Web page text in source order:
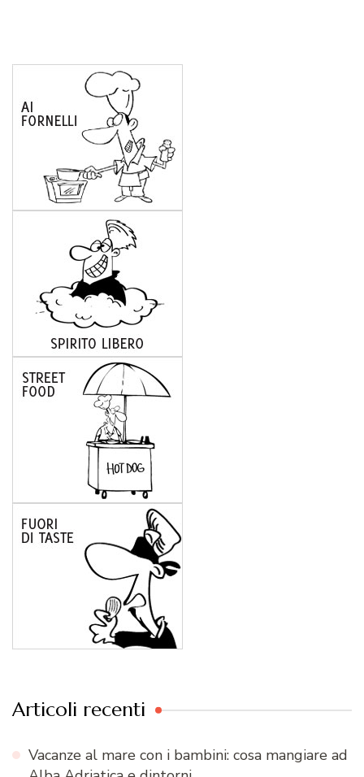
Articoli recenti
Vacanze al mare con i bambini: cosa mangiare ad